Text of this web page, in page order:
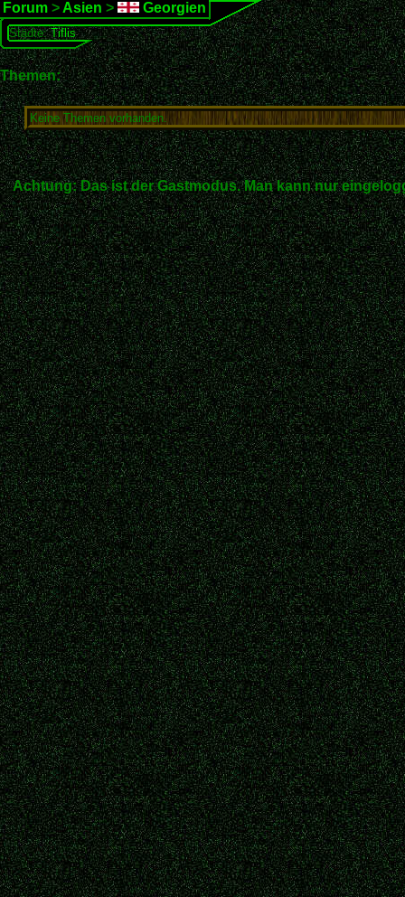
Forum > Asien > Georgien
Städte:Tiflis
Themen:
Keine Themen vorhanden.
Achtung: Das ist der Gastmodus. Man kann nur